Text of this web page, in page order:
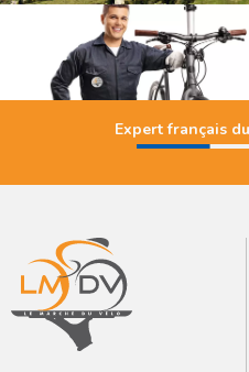
Expert français